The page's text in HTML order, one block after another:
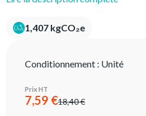
1,407 kgCO₂e
Conditionnement : Unité
Prix HT
7,59 €18,40 €